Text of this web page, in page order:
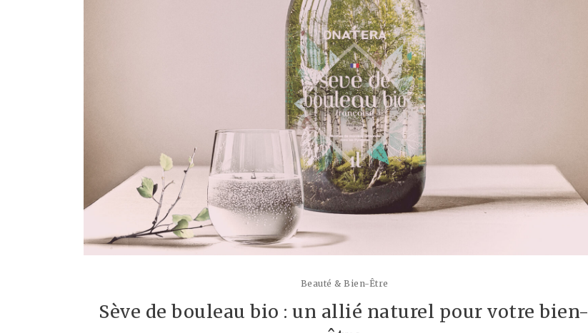
Beauté & Bien-Être
Sève de bouleau bio : un allié naturel pour votre bien-